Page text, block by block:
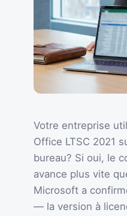
Votre entreprise
Office LTSC 2021
bureau? Si oui, le
avance plus vite
Microsoft a
— la version à